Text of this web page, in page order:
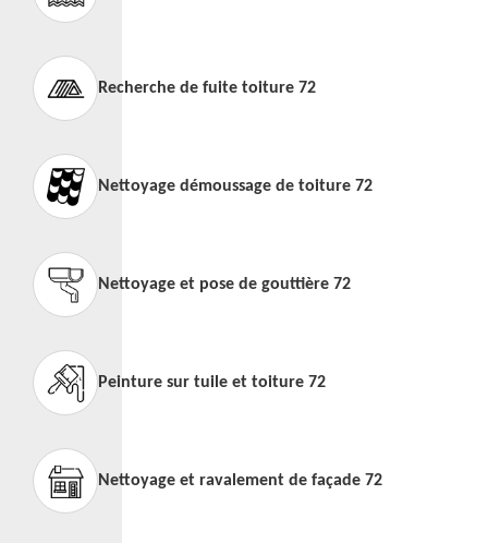
Recherche de fuite toiture 72
Nettoyage démoussage de toiture 72
Nettoyage et pose de gouttière 72
Peinture sur tuile et toiture 72
Nettoyage et ravalement de façade 72